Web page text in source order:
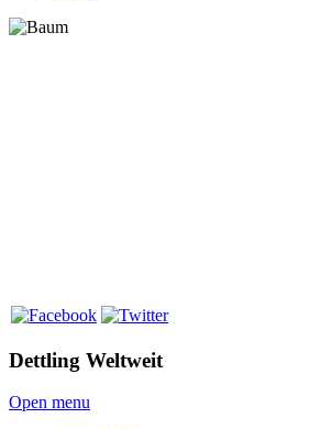
Dettling Weltweit
Open menu